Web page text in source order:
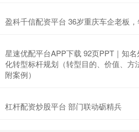
盈科千信配资平台 36岁重庆车企老板
星速优配平台APP下载 92页PPT｜知
化转型标杆规划（转型目的、价值、方
附案例）
杠杆配资炒股平台 部门联动砺精兵